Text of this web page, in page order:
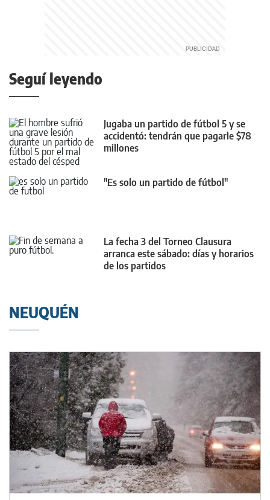
Seguí leyendo
Jugaba un partido de fútbol 5 y se
accidentó: tendrán que pagarle $78
millones
"Es solo un partido de fútbol"
La fecha 3 del Torneo Clausura
arranca este sábado: días y horarios
de los partidos
NEUQUÉN